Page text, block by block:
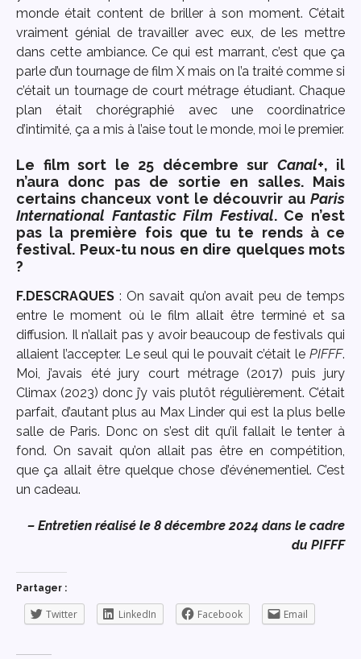
monde était content de briller à son moment. C’était
vraiment génial de travailler avec eux, de les mettre
dans cette ambiance. Ce qui est marrant, c’est que ça
parle d’un tournage de film X mais on l’a traité comme si
c’était un tournage de court métrage étudiant. Chaque
plan était chorégraphié avec une coordinatrice
d’intimité, ça a mis à l’aise tout le monde, moi le premier.
Le film sort le 25 décembre sur Canal+, il
n’aura donc pas de sortie en salles. Mais
certains chanceux vont le découvrir au Paris
International Fantastic Film Festival. Ce n’est
pas la première fois que tu te rends à ce
festival. Peux-tu nous en dire quelques mots
?
F.DESCRAQUES : On savait qu’on avait peu de temps
entre le moment où le film allait être terminé et sa
diffusion. Il n’allait pas y avoir beaucoup de festivals qui
allaient l’accepter. Le seul qui le pouvait c’était le PIFFF.
Moi, j’avais été jury court métrage (2017) puis jury
Climax (2023) donc j’y vais plutôt régulièrement. C’était
parfait, d’autant plus au Max Linder qui est la plus belle
salle de Paris. Donc on s’est dit qu’il fallait le tenter à
fond. On savait qu’on allait pas être en compétition,
que ça allait être quelque chose d’événementiel. C’est
un cadeau.
– Entretien réalisé le 8 décembre 2024 dans le cadre
du PIFFF
Partager :
Twitter LinkedIn Facebook Email